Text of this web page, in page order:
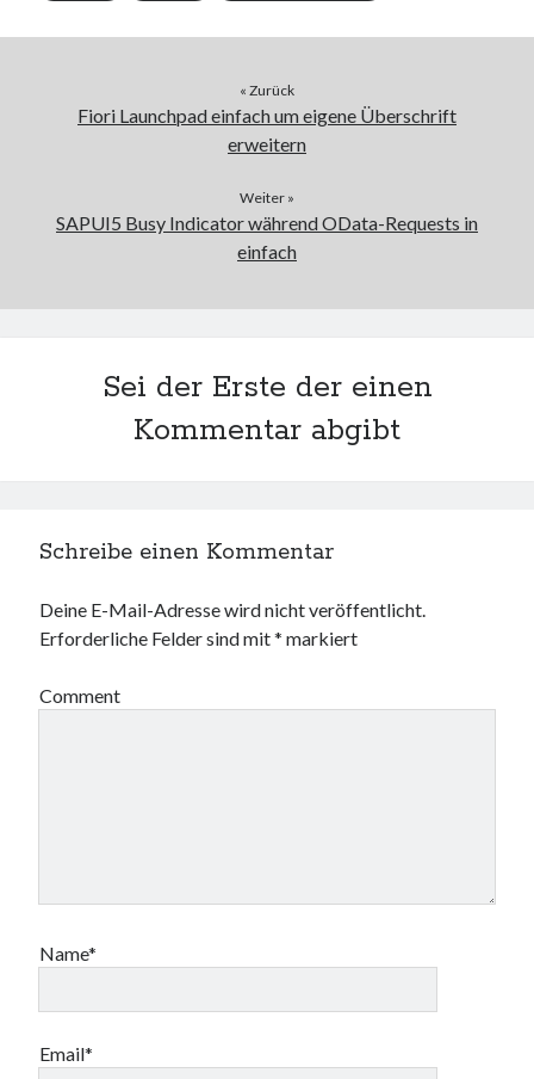
« Zurück
Fiori Launchpad einfach um eigene Überschrift
erweitern
Weiter »
SAPUI5 Busy Indicator während OData-Requests in
einfach
Sei der Erste der einen
Kommentar abgibt
Schreibe einen Kommentar
Deine E-Mail-Adresse wird nicht veröffentlicht.
Erforderliche Felder sind mit* markiert
Comment
Name*
Email*